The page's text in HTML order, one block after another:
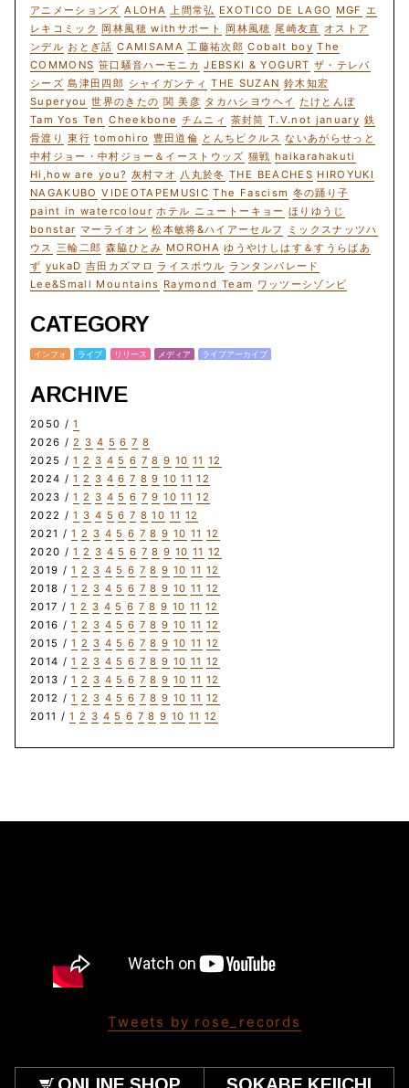
アニメーションズ ALOHA 上間常弘 EXOTICO DE LAGO MGF エ
レキコミック 岡林風穂 withサポート 岡林風穂 尾崎友直 オストア
ンデル おとぎ話 CAMISAMA 工藤祐次郎 Cobalt boy The
COMMONS 笹口騒音ハーモニカ JEBSKI & YOGURT ザ・テレパ
シーズ 島津田四郎 シャイガンティ THE SUZAN 鈴木知宏
Superyou 世界のきたの 関 美彦 タカハシヨウヘイ たけとんぼ
Tam Yos Ten Cheekbone チムニィ 茶封筒 T.V.not january 鉄
骨渡り 東行 tomohiro 豊田道倫 とんちピクルス ないあがらせっと
中村ジョー・中村ジョー＆イーストウッズ 猫戦 haikarahakuti
Hi,how are you? 灰村マオ 八丸於冬 THE BEACHES HIROYUKI
NAGAKUBO VIDEOTAPEMUSIC The Fascism 冬の踊り子
paint in watercolour ホテル ニュートーキョー ほりゆうじ
bonstar マーライオン 松本敏将&ハイアーセルフ
ミックスナッツハ
ウス 三輪二郎 森脇ひとみ MOROHA ゆうやけしはす＆すうらばあ
ず yukaD 吉田カズマロ ライスボウル ランタンパレード
Lee&Small Mountains Raymond Team ワッツーシゾンビ
CATEGORY
インフォ ライブ リリース メディア ライブアーカイブ
ARCHIVE
2050 /1
2026 /2 3 4 5 6 7 8
2025 /1 2 3 4 5 6 7 8 9 10 11 12
2024 /1 2 3 4 6 7 8 9 10 11 12
2023 /1 2 3 4 5 6 7 9 10 11 12
2022 /1 3 4 5 6 7 8 10 11 12
2021 /1 2 3 4 5 6 7 8 9 10 11 12
2020 /1 2 3 4 5 6 7 8 9 10 11 12
2019 /1 2 3 4 5 6 7 8 9 10 11 12
2018 /1 2 3 4 5 6 7 8 9 10 11 12
2017 /1 2 3 4 5 6 7 8 9 10 11 12
2016 /1 2 3 4 5 6 7 8 9 10 11 12
2015 /1 2 3 4 5 6 7 8 9 10 11 12
2014 /1 2 3 4 5 6 7 8 9 10 11 12
2013 /1 2 3 4 5 6 7 8 9 10 11 12
2012 /1 2 3 4 5 6 7 8 9 10 11 12
2011 /1 2 3 4 5 6 7 8 9 10 11 12
Tweets by rose_records